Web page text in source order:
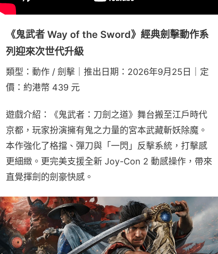
《鬼武者 Way of the Sword》經典劍擊動作系
列迎來次世代升級
類型：動作 / 劍擊｜推出日期：2026年9月25日｜定
價：約港幣 439 元
遊戲介紹：《鬼武者：刀劍之道》舞台搬至江戶時代
京都，玩家扮演擁有鬼之力量的宮本武藏斬妖除魔。
本作強化了格擋、彈刀與「一閃」反擊系統，打擊感
更細緻。更完美支援全新 Joy-Con 2 動感操作，帶來
直覺揮劍的劍豪快感。